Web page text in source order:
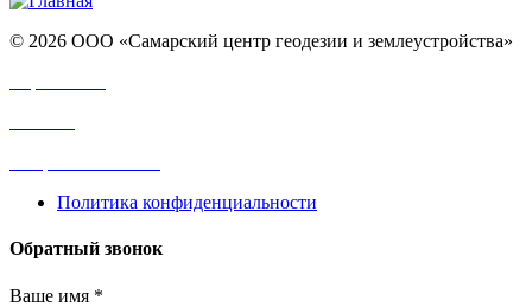
© 2026 ООО «Самарский центр геодезии и землеустройства»
Политика конфиденциальности
Обратный звонок
Ваше имя *